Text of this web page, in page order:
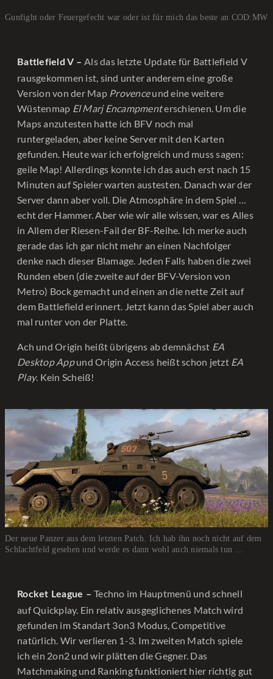
Gunfight oder Feuergefecht war oder ist für mich das beste an COD:MW
Battlefield V – Als das letzte Update für Battlefield V
rausgekommen ist, sind unter anderem eine große
Version von der MapProvenceund eine weitere
Wüstenmap El Marj Encampmenterschienen. Um die
Maps anzutesten hatte ich BFV noch mal
runtergeladen, aber keine Server mit den Karten
gefunden. Heute war ich erfolgreich und muss sagen:
geile Map! Allerdings konnte ich das auch erst nach 15
Minuten auf Spieler warten austesten. Danach war der
Server dann aber voll. Die Atmosphäre in dem Spiel …
echt der Hammer. Aber wie wir alle wissen, war es Alles
in Allem der Riesen-Fail der BF-Reihe. Ich merke auch
gerade das ich gar nicht mehr an einen Nachfolger
denke nach dieser Blamage. Jeden Falls haben die zwei
Runden eben (die zweite auf der BFV-Version von
Metro) Bock gemacht und einen an die nette Zeit auf
dem Battlefield erinnert. Jetzt kann das Spiel aber auch
mal runter von der Platte.
Ach und Origin heißt übrigens ab demnächst EA
Desktop Appund Origin Access heißt schon jetzt EA
Play. Kein Scheiß!
Der neue Panzer aus dem letzten Patch. Ich hab ihn noch nicht auf dem
Schlachtfeld gesehen und werde es dann wohl auch niemals tun …
Rocket League – Techno im Hauptmenü und schnell
auf Quickplay. Ein relativ ausgeglichenes Match wird
gefunden im Standart 3on3 Modus, Competitive
natürlich. Wir verlieren 1-3. Im zweiten Match spiele
ich ein 2on2 und wir plätten die Gegner. Das
Matchmaking und Ranking funktioniert hier richtig gut